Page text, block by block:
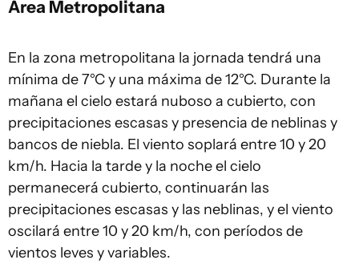
Área Metropolitana
En la zona metropolitana la jornada tendrá una
mínima de 7°C y una máxima de 12°C. Durante la
mañana el cielo estará nuboso a cubierto, con
precipitaciones escasas y presencia de neblinas y
bancos de niebla. El viento soplará entre 10 y 20
km/h. Hacia la tarde y la noche el cielo
permanecerá cubierto, continuarán las
precipitaciones escasas y las neblinas, y el viento
oscilará entre 10 y 20 km/h, con períodos de
vientos leves y variables.